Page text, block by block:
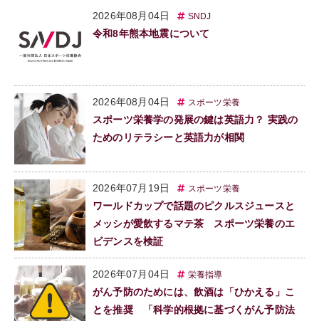
2026年08月04日 SNDJ
令和8年熊本地震について
2026年08月04日 スポーツ栄養
スポーツ栄養学の発展の鍵は英語力？ 実践の
ためのリテラシーと英語力が相関
2026年07月19日 スポーツ栄養
ワールドカップで話題のピクルスジュースと
メッシが愛飲するマテ茶 スポーツ栄養のエ
ビデンスを検証
2026年07月04日 栄養指導
がん予防のためには、飲酒は「ひかえる」こ
とを推奨 「科学的根拠に基づくがん予防法